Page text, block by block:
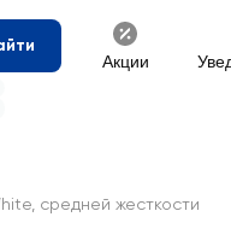
Акции
средней жесткости